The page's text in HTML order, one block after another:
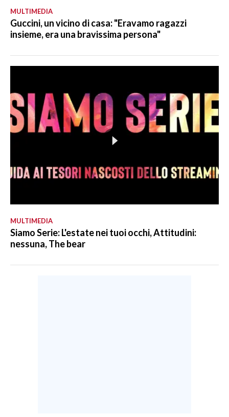
MULTIMEDIA
Guccini, un vicino di casa: "Eravamo ragazzi
insieme, era una bravissima persona"
MULTIMEDIA
Siamo Serie: L'estate nei tuoi occhi, Attitudini:
nessuna, The bear